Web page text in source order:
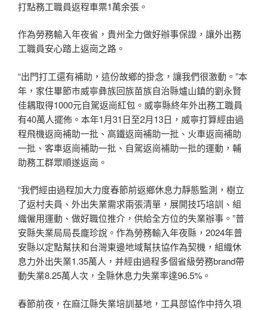
打點務工職員返程車票1萬余張。
作為勞務輸入年夜省，貴州全力做好辦事保證，讓外出務
工職員安心踏上返崗之路。
“出門打工還有補助，這份故鄉的掛念，讓我們很激動。”本
年，家住畢節市威寧彝族回族苗族自治縣爐山鎮的劉永賢
佳耦取得1000元自駕返崗紅包。威寧縣終年外出務工職員
有40萬人擺佈。本年1月31日至2月13日，威寧打算經由過
程飛機返崗補助一批、高鐵返崗補助一批、火車返崗補助
一批、客車返崗補助一批、自駕返崗補助一批的運動，輔
助務工群眾順遂返崗。
“我們經由過程加大力度春節前返鄉休息力靜態監測，樹立
了返村夫員、外出失業需求兩張清單，展開技巧培訓、組
織僱用運動、做好職位推介，供給全方位的失業辦事。”普
安縣失業局局長龐珍說。作為勞務輸入年夜縣，2024年普
安縣以定點幫扶和台灣東邊地域幫扶協作為契機，組織休
息力外出失業1.35萬人，并經由過程多個省級勞務brand帶
動失業8.25萬人次，全縣休息力失業率達96.5%。
春節前夜，在麻江縣失業培訓基地，工具部協作中持久項